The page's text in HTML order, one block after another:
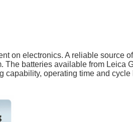
on electronics. A reliable source
The batteries available from Leica
capability, operating time and cycle